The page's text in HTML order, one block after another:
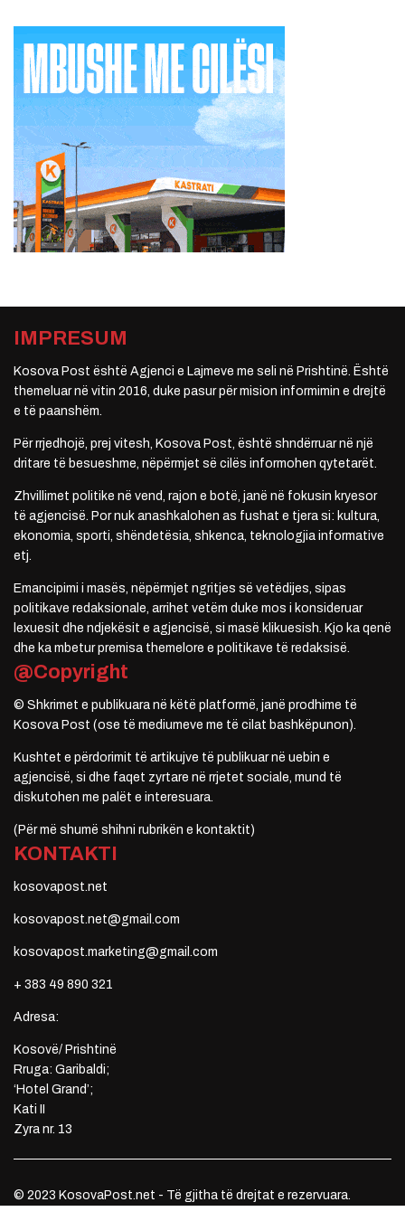
IMPRESUM
Kosova Post është Agjenci e Lajmeve me seli në Prishtinë. Është
themeluar në vitin 2016, duke pasur për mision informimin e drejtë
e të paanshëm.
Për rrjedhojë, prej vitesh, Kosova Post, është shndërruar në një
dritare të besueshme, nëpërmjet së cilës informohen qytetarët.
Zhvillimet politike në vend, rajon e botë, janë në fokusin kryesor
të agjencisë. Por nuk anashkalohen as fushat e tjera si: kultura,
ekonomia, sporti, shëndetësia, shkenca, teknologjia informative
etj.
Emancipimi i masës, nëpërmjet ngritjes së vetëdijes, sipas
politikave redaksionale, arrihet vetëm duke mos i konsideruar
lexuesit dhe ndjekësit e agjencisë, si masë klikuesish. Kjo ka qenë
dhe ka mbetur premisa themelore e politikave të redaksisë.
@Copyright
© Shkrimet e publikuara në këtë platformë, janë prodhime të
Kosova Post (ose të mediumeve me të cilat bashkëpunon).
Kushtet e përdorimit të artikujve të publikuar në uebin e
agjencisë, si dhe faqet zyrtare në rrjetet sociale, mund të
diskutohen me palët e interesuara.
(Për më shumë shihni rubrikën e kontaktit)
KONTAKTI
kosovapost.net
kosovapost.net@gmail.com
kosovapost.marketing@gmail.com
+ 383 49 890 321
Adresa:
Kosovë/ Prishtinë
Rruga: Garibaldi;
‘Hotel Grand’;
Kati II
Zyra nr. 13
© 2023 KosovaPost.net - Të gjitha të drejtat e rezervuara.